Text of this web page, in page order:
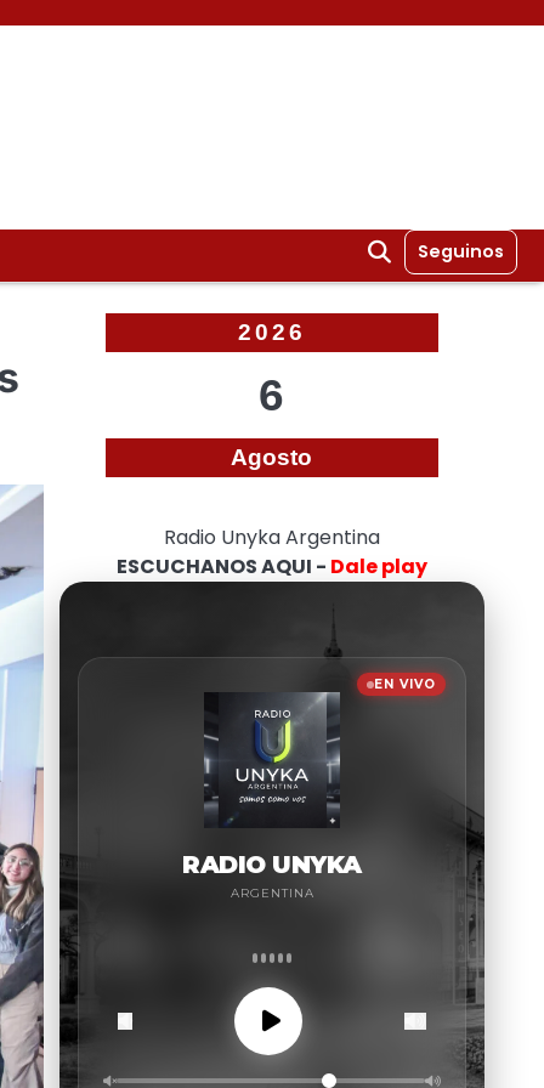
Seguinos
2026
6
Agosto
Radio Unyka Argentina
ESCUCHANOS AQUI - Dale play